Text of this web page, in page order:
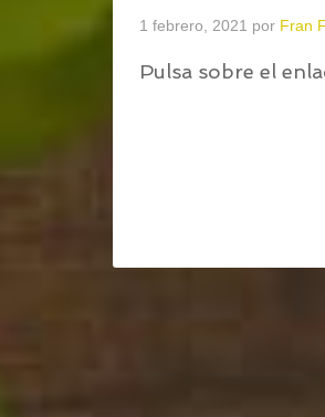
1 febrero, 2021 por Fran
Pulsa sobre el